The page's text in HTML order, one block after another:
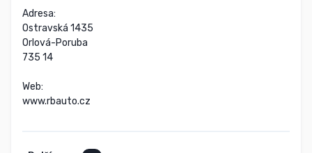
Adresa:
Ostravská 1435
Orlová-Poruba
735 14
Web:
www.rbauto.cz